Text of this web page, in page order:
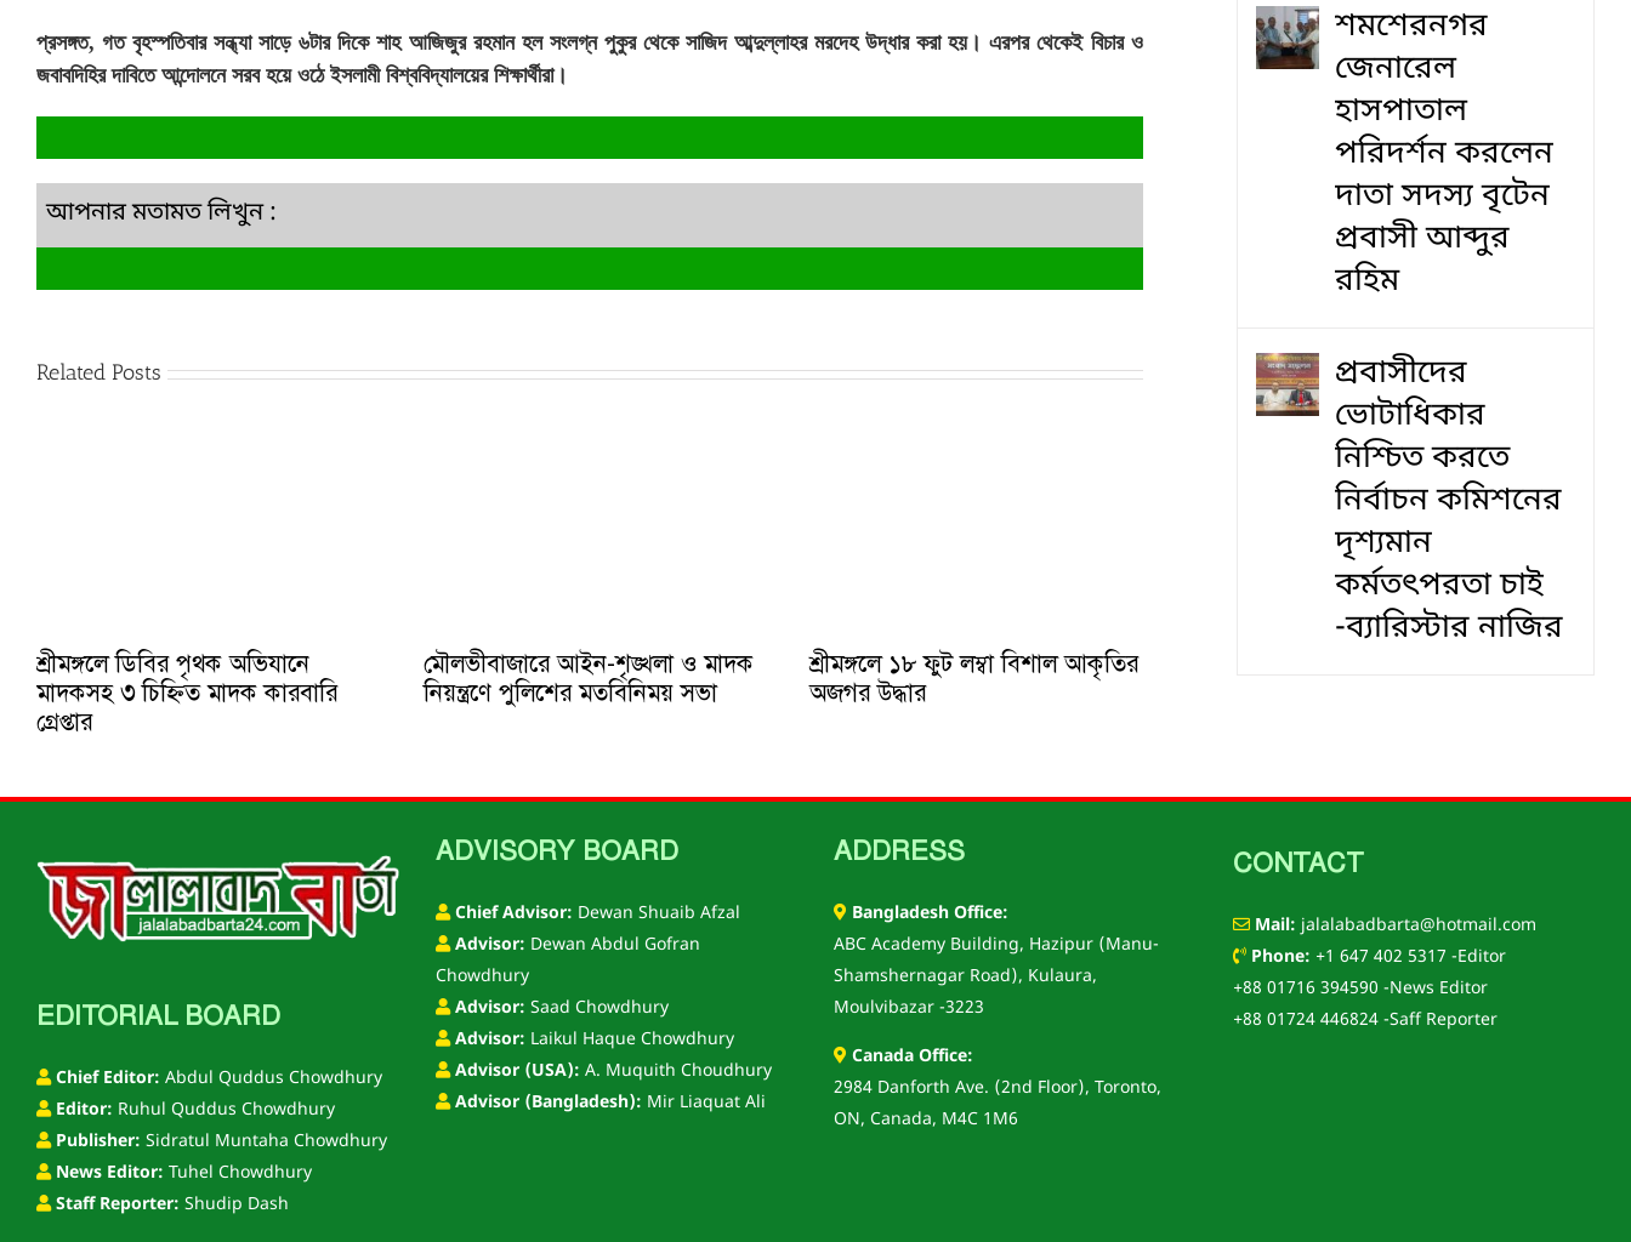
প্রসঙ্গত, গত বৃহস্পতিবার সন্ধ্যা সাড়ে ৬টার দিকে শাহ আজিজুর রহমান হল সংলগ্ন পুকুর থেকে সাজিদ আব্দুল্লাহর মরদেহ উদ্ধার করা হয়। এরপর থেকেই বিচার ও
জবাবদিহির দাবিতে আন্দোলনে সরব হয়ে ওঠে ইসলামী বিশ্ববিদ্যালয়ের শিক্ষার্থীরা।
আপনার মতামত লিখুন :
Related Posts
শ্রীমঙ্গলে ডিবির পৃথক অভিযানে
মাদকসহ ৩ চিহ্নিত মাদক কারবারি
গ্রেপ্তার
মৌলভীবাজারে আইন-শৃঙ্খলা ও মাদক
নিয়ন্ত্রণে পুলিশের মতবিনিময় সভা
শ্রীমঙ্গলে ১৮ ফুট লম্বা বিশাল আকৃতির
অজগর উদ্ধার
শমশেরনগর
জেনারেল
হাসপাতাল
পরিদর্শন করলেন
দাতা সদস্য বৃটেন
প্রবাসী আব্দুর
রহিম
প্রবাসীদের
ভোটাধিকার
নিশ্চিত করতে
নির্বাচন কমিশনের
দৃশ‍্যমান
কর্মতৎপরতা চাই
-ব্যারিস্টার নাজির
EDITORIAL BOARD
Chief Editor: Abdul Quddus Chowdhury
Editor: Ruhul Quddus Chowdhury
Publisher: Sidratul Muntaha Chowdhury
News Editor: Tuhel Chowdhury
Staff Reporter: Shudip Dash
ADVISORY BOARD
Chief Advisor: Dewan Shuaib Afzal
Advisor: Dewan Abdul Gofran
Chowdhury
Advisor: Saad Chowdhury
Advisor: Laikul Haque Chowdhury
Advisor (USA): A. Muquith Choudhury
Advisor (Bangladesh): Mir Liaquat Ali
ADDRESS
Bangladesh Office:
ABC Academy Building, Hazipur (Manu-
Shamshernagar Road), Kulaura,
Moulvibazar -3223
Canada Office:
2984 Danforth Ave. (2nd Floor), Toronto,
ON, Canada, M4C 1M6
CONTACT
Mail: jalalabadbarta@hotmail.com
Phone: +1 647 402 5317 -Editor
+88 01716 394590 -News Editor
+88 01724 446824 -Saff Reporter